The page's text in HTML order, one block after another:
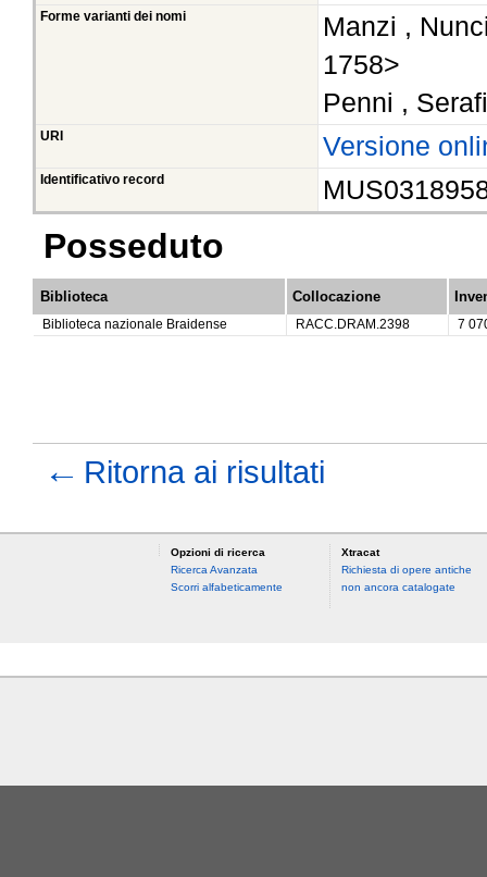
Forme varianti dei nomi
Manzi ,
1758>
Penni ,
URI Versione
Identificativo record
Posseduto
Biblioteca Collocazione
Biblioteca nazionale Braidense RACC.DRAM.2398 7
← Ritorna ai risultati
Opzioni di ricerca
Ricerca Avanzata
Scorri alfabeticamente
Xtracat
Richiesta di opere antiche
non ancora catalogate